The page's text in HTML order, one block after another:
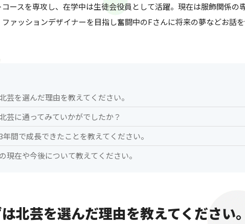
ースを専攻し、在学中は生徒会役員として活躍。現在は服飾関係の
ァッションデザイナーを目指し奮闘中のFさんに将来の夢などお話
芸を選んだ理由を教えてください。
芸に通ってみていかがでしたか？
年間で成長できたことを教えてください。
現在や今後について教えてください。
北芸を選んだ理由を教えてください